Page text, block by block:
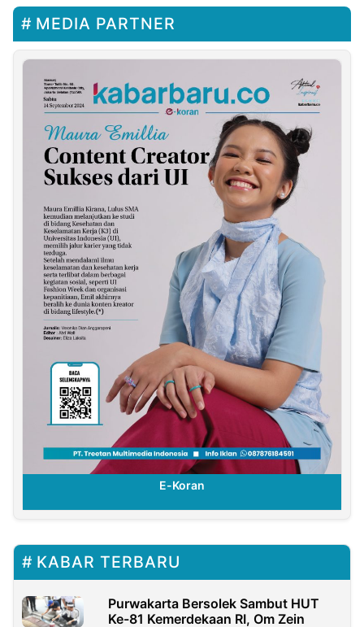
MEDIA PARTNER
E-Koran
KABAR TERBARU
Purwakarta Bersolek Sambut HUT
Ke-81 Kemerdekaan RI, Om Zein